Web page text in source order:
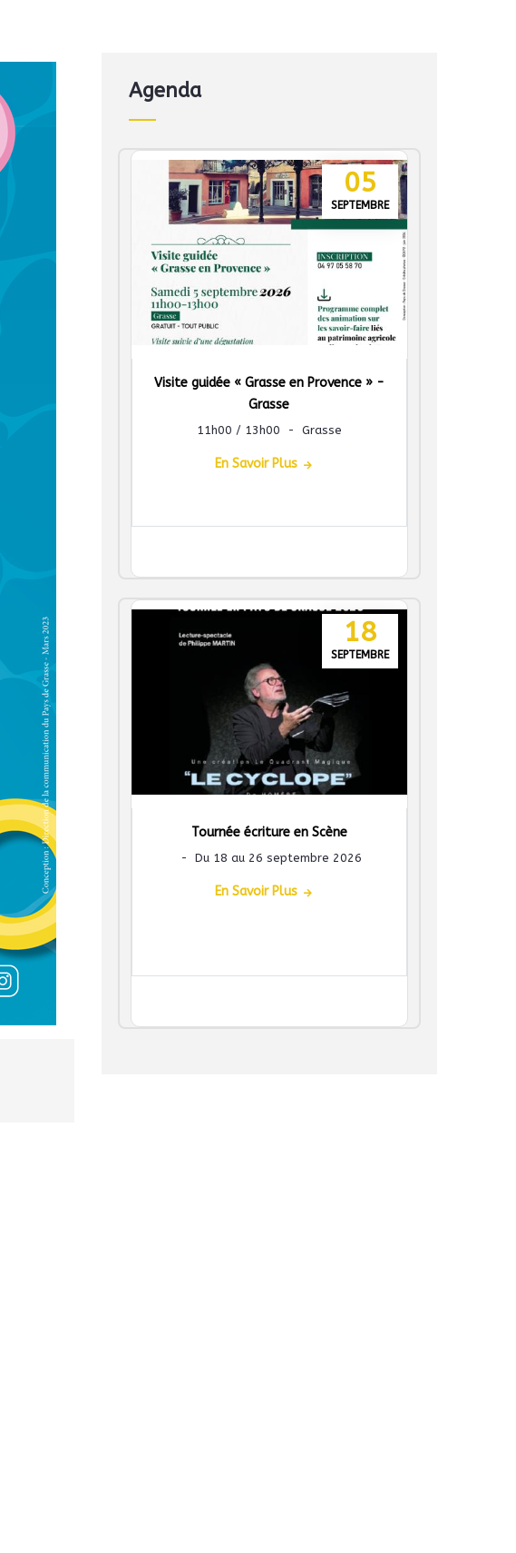
Agenda
05
SEPTEMBRE
Visite guidée « Grasse en Provence » -
Grasse
11h00 / 13h00 - Grasse
En Savoir Plus
18
SEPTEMBRE
Tournée écriture en Scène
- Du 18 au 26 septembre 2026
En Savoir Plus